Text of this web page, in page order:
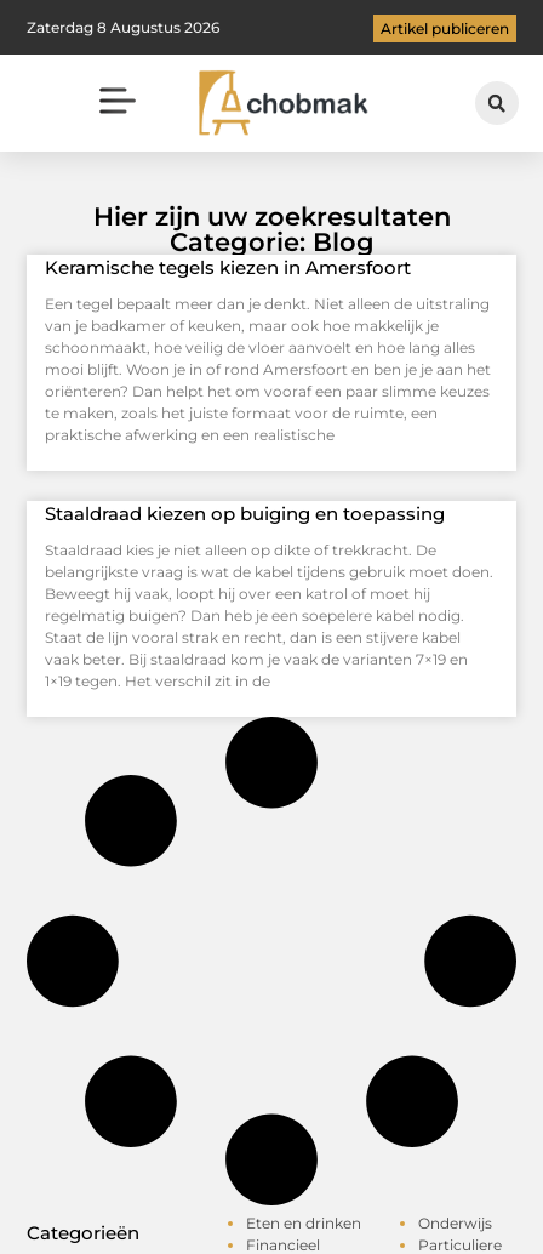
Zaterdag 8 Augustus 2026 Artikel publiceren
Hier zijn uw zoekresultaten
Categorie: Blog
Keramische tegels kiezen in Amersfoort
Een tegel bepaalt meer dan je denkt. Niet alleen de uitstraling
van je badkamer of keuken, maar ook hoe makkelijk je
schoonmaakt, hoe veilig de vloer aanvoelt en hoe lang alles
mooi blijft. Woon je in of rond Amersfoort en ben je je aan het
oriënteren? Dan helpt het om vooraf een paar slimme keuzes
te maken, zoals het juiste formaat voor de ruimte, een
praktische afwerking en een realistische
Staaldraad kiezen op buiging en toepassing
Staaldraad kies je niet alleen op dikte of trekkracht. De
belangrijkste vraag is wat de kabel tijdens gebruik moet doen.
Beweegt hij vaak, loopt hij over een katrol of moet hij
regelmatig buigen? Dan heb je een soepelere kabel nodig.
Staat de lijn vooral strak en recht, dan is een stijvere kabel
vaak beter. Bij staaldraad kom je vaak de varianten 7×19 en
1×19 tegen. Het verschil zit in de
Categorieën
Eten en drinken
Financieel
Onderwijs
Particuliere